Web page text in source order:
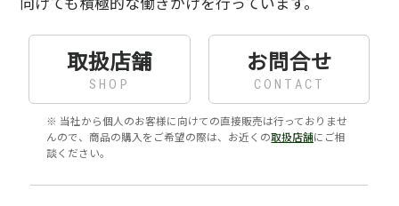
取扱店舗
SHOP
お問合せ
CONTACT
※ 当社から個人のお客様に向けての直接販売は行っておりませ
んので、商品の購入をご希望の際は、お近くの取扱店舗にご相
談ください。